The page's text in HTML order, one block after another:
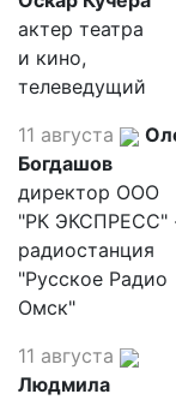
актер театра
и кино,
телеведущий
11 августа
Богдашов
директор ООО
"РК ЭКСПРЕСС"
радиостанция
"Русское Радио
Омск"
11 августа
Людмила